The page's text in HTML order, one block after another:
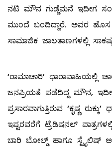
ನಟಿ ಮೌನ ಗುಡ್ಡೆಮನೆ ಇದೀಗ
ಮುಂದೆ ಬಂದಿದ್ದಾರೆ. ಅವರ
ಸಾಮಾಜಿಕ ಜಾಲತಾಣಗಳಲ್ಲಿ
‘ರಾಮಾಚಾರಿ’ ಧಾರಾವಾಹಿಯಲ್ಲಿ
ಜನಪ್ರಿಯತೆ ಪಡೆದಿದ್ದ ಮೌನ,
ಪ್ರಸಾರವಾಗುತ್ತಿರುವ ‘ಕೃಷ್ಣ
ಇಷ್ಟರವರೆಗೆ ಟ್ರೆಡಿಷನಲ್
ಬಾರಿ ಬೋಲ್ಡ್ ಹಾಗೂ ಸ್ಟೈಲಿಷ್